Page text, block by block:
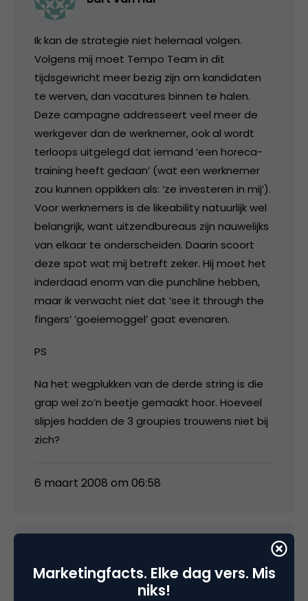
Ik kan de strategie niet helemaal volgen.
Volgens mij moet Tempo Team in dit
tijdsgewricht meer bezig zijn om kandidaten
te werven, dan vacatures binnen te halen.
Deze campagne addresseert veel meer de
werkgever dan de werknemer, ook al wordt
terloops uitgelegd dat iemand ‘een horeca-
training heeft gedaan’ (wat een werknemer
zou kunnen oppikken als: ‘ze investeren in mij’).
Voor werknemers is de likeability natuurlijk wel
belangrijk, want uitzendbureaus zijn nauwelijks
van elkaar te onderscheiden. Daarin scoort
deze spot wat mij betreft zeker. Hij moet het
inderdaad enorm van die punchline hebben,
maar ik verwacht niet dat ‘see it through the
fingers’ ‘goeiemoggel’ gaat evenaren.
PS
Na het wegplukken van de derde string is die
grap wel zo’n beetje gemaakt hoor. Hoeveel
slipjes hadden de 3 groupies trouwens niet bij
zich?
6 maart 2008 om 06:58
Thomas Sanders
Marketingfacts. Elke dag vers. Mis
niks!